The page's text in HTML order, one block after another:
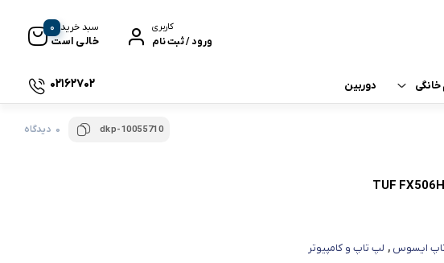
کاربری
ورود / ثبت نام
سبد خرید
خالی است
0
هندزفری هایلو
خانگی
لباسشویی
و لوازم سرمایشی
دوربین 02162702
dkp-10055710 0 دیدگاه
ایسوس , لپ تاپ و کامپیوتر